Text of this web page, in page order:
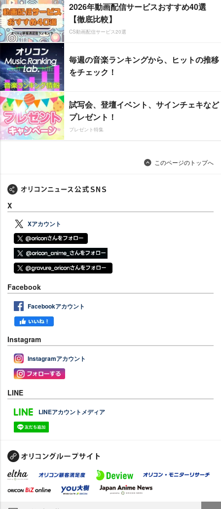
2026年動画配信サービスおすすめ40選
【徹底比較】
CS動画配信サービス20選
毎週の音楽ランキングから、ヒットの推移
をチェック！
試写会、登壇イベント、サインチェキなど
プレゼント！
プレゼント特集
このページのトップへ
X
Xアカウント
Facebook
Facebookアカウント
Instagram
Instagramアカウント
LINE
LINEアカウントメディア